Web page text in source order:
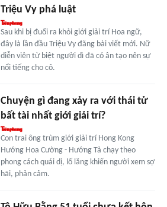
Triệu Vy phá luật
Sau khi bị đuổi ra khỏi giới giải trí Hoa ngữ,
đây là lần đầu Triệu Vy đăng bài viết mới. Nữ
diễn viên từ biệt người dì đã có ân tạo nên sự
nổi tiếng cho cô.
Chuyện gì đang xảy ra với thái tử
bất tài nhất giới giải trí?
Con trai ông trùm giới giải trí Hong Kong
Hướng Hoa Cường - Hướng Tả chạy theo
phong cách quái dị, lố lăng khiến người xem sợ
hãi, phản cảm.